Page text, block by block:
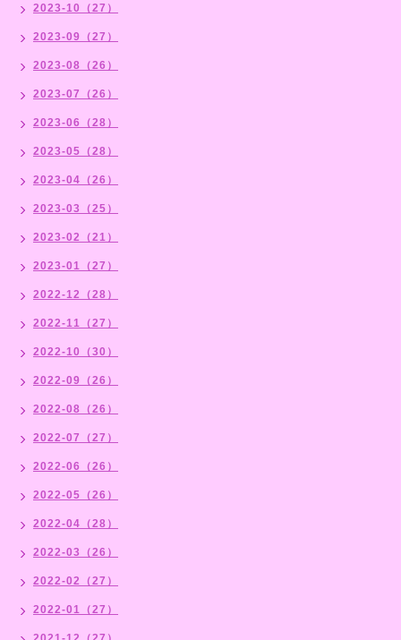
2023-10（27）
2023-09（27）
2023-08（26）
2023-07（26）
2023-06（28）
2023-05（28）
2023-04（26）
2023-03（25）
2023-02（21）
2023-01（27）
2022-12（28）
2022-11（27）
2022-10（30）
2022-09（26）
2022-08（26）
2022-07（27）
2022-06（26）
2022-05（26）
2022-04（28）
2022-03（26）
2022-02（27）
2022-01（27）